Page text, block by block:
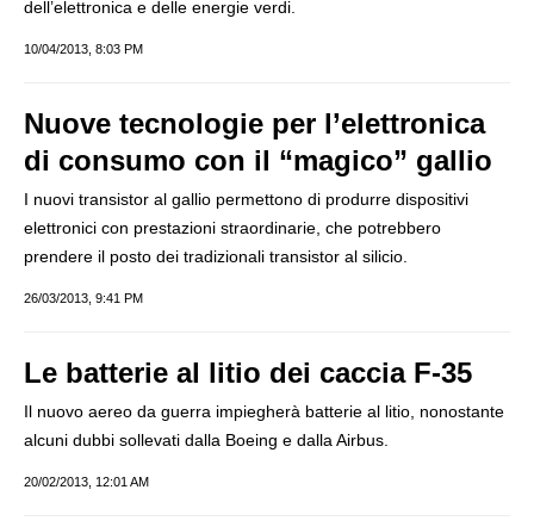
dell’elettronica e delle energie verdi.
10/04/2013, 8:03 PM
Nuove tecnologie per l’elettronica
di consumo con il “magico” gallio
I nuovi transistor al gallio permettono di produrre dispositivi
elettronici con prestazioni straordinarie, che potrebbero
prendere il posto dei tradizionali transistor al silicio.
26/03/2013, 9:41 PM
Le batterie al litio dei caccia F-35
Il nuovo aereo da guerra impiegherà batterie al litio, nonostante
alcuni dubbi sollevati dalla Boeing e dalla Airbus.
20/02/2013, 12:01 AM